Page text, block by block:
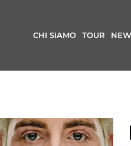
CHI SIAMO TOUR